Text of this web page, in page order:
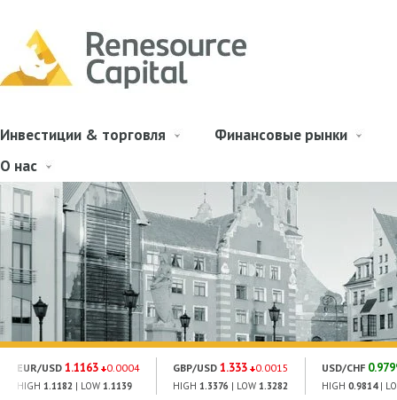
Инвестиции & торговля Финансовые рынки
О нас
EUR/USD 1.1163 0.0004
HIGH 1.1182 | LOW 1.1139
GBP/USD 1.333 0.0015
HIGH 1.3376 | LOW 1.3282
USD/CHF
HIGH 0.9814|